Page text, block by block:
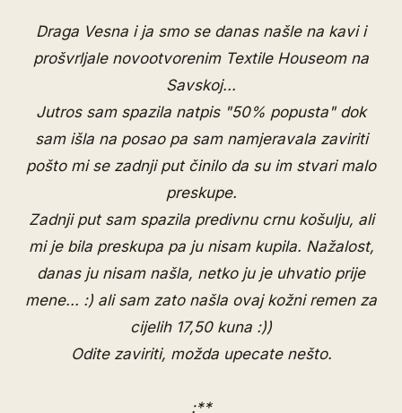
Draga Vesna i ja smo se danas našle na kavi i
prošvrljale novootvorenim Textile Houseom na
Savskoj...
Jutros sam spazila natpis "50% popusta" dok
sam išla na posao pa sam namjeravala zaviriti
pošto mi se zadnji put činilo da su im stvari malo
preskupe.
Zadnji put sam spazila predivnu crnu košulju, ali
mi je bila preskupa pa ju nisam kupila. Nažalost,
danas ju nisam našla, netko ju je uhvatio prije
mene... :) ali sam zato našla ovaj kožni remen za
cijelih 17,50 kuna :))
Odite zaviriti, možda upecate nešto.
:**